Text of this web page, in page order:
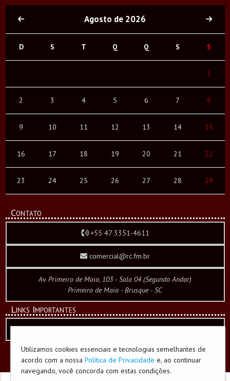
Agosto de 2026
D S T Q Q S S
1
2 3 4 5 6 7 8
9 10 11 12 13 14 15
16 17 18 19 20 21 22
23 24 25 26 27 28 29
Contato
+55 47 3351-4611
comercial@rc.fm.br
Av. Primeiro de Maio, 103 - Sala 04 (Segundo Andar)
Primeiro de Maio - Brusque - SC
Links Importantes
Política de Privacidade e Cookies
desenvolvido por CW WebCorporation
Utilizamos cookies essenciais e tecnologias semelhantes de
acordo com a nossa Política de Privacidade e, ao continuar
navegando, você concorda com estas condições.